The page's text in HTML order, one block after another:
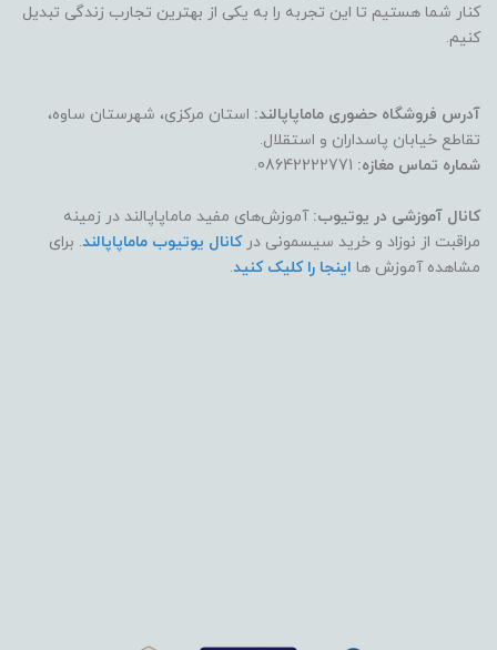
کنار شما هستیم تا این تجربه را به یکی از بهترین تجارب زندگی تبدیل
کنیم.
آدرس فروشگاه حضوری ماماپاپالند: استان مرکزی، شهرستان ساوه،
تقاطع خیابان پاسداران و استقلال.
شماره تماس مغازه:
کانال آموزشی در یوتیوب: آموزش‌های مفید ماماپاپالند در زمینه
مراقبت از نوزاد و خرید سیسمونی درکانال یوتیوب ماماپاپالند. برای
مشاهده آموزش ها اینجا را کلیک کنید.